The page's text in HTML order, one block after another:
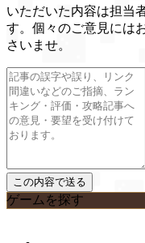
いただいた内容は担当
す。個々のご意見には
さいませ。
ゲームを探す